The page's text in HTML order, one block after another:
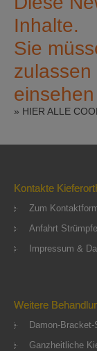
Inhalte.
Sie
» HIER ALLE
Kontakte
Zum
Anfahrt
Impressum &
Weitere
Damon-
Ganzheitliche